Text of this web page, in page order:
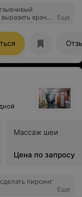
врачу
Еще
Массаж шеи
Цена по запросу
пирсинг
Еще